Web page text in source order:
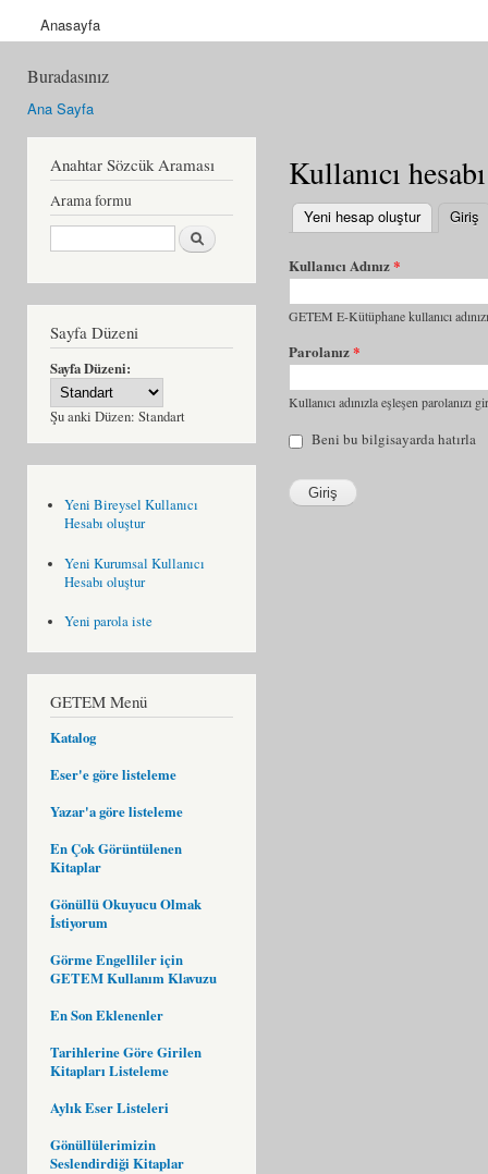
Anasayfa
Buradasınız
Ana Sayfa
Anahtar Sözcük Araması
Arama formu
Ara
Sayfa Düzeni
Sayfa Düzeni:
Şu anki Düzen: Standart
Yeni Bireysel Kullanıcı
Hesabı oluştur
Yeni Kurumsal Kullanıcı
Hesabı oluştur
Yeni parola iste
GETEM Menü
Katalog
Eser'e göre listeleme
Yazar'a göre listeleme
En Çok Görüntülenen
Kitaplar
Gönüllü Okuyucu Olmak
İstiyorum
Görme Engelliler için
GETEM Kullanım Klavuzu
En Son Eklenenler
Tarihlerine Göre Girilen
Kitapları Listeleme
Aylık Eser Listeleri
Gönüllülerimizin
Seslendirdiği Kitaplar
Kullanıcı hesabı
Yeni hesap oluştur Giriş
Kullanıcı Adınız*
GETEM E-Kütüphane kullanıcı
Parolanız*
Kullanıcı adınızla eşleşen parolanızı
Beni bu bilgisayarda hatırla